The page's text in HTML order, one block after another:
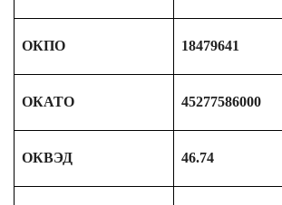
ОКПО 18479641
ОКАТО 45277586000
ОКВЭД 46.74